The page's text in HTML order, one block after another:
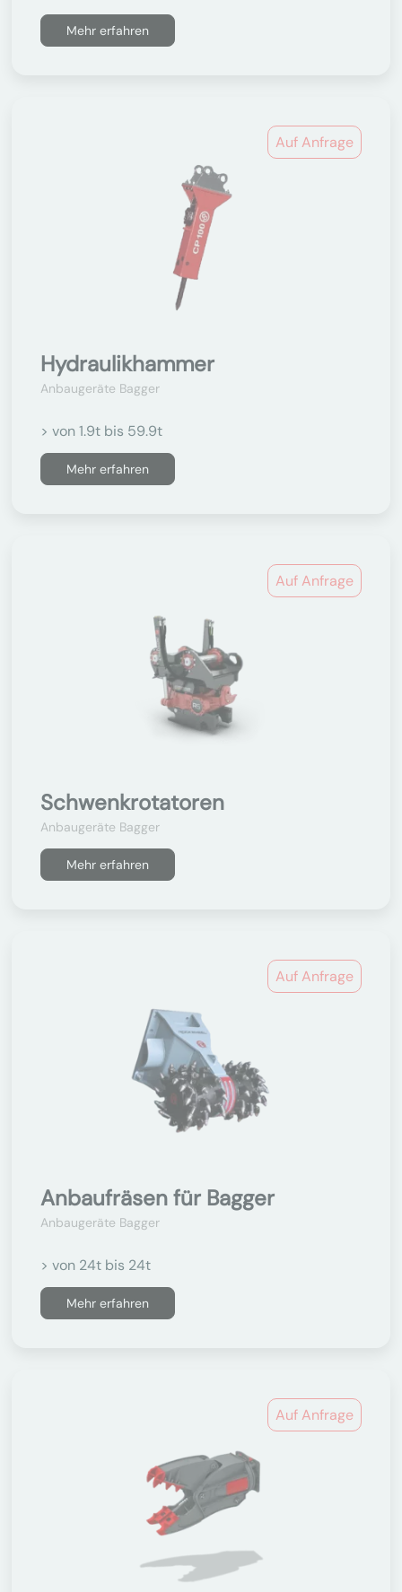
Mehr erfahren
Auf Anfrage
Hydraulikhammer
Anbaugeräte Bagger
> von 1.9t bis 59.9t
Mehr erfahren
Auf Anfrage
Schwenkrotatoren
Anbaugeräte Bagger
Mehr erfahren
Auf Anfrage
Anbaufräsen für Bagger
Anbaugeräte Bagger
> von 24t bis 24t
Mehr erfahren
Auf Anfrage